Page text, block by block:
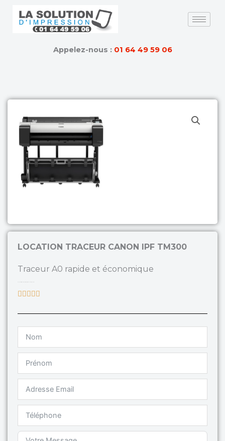
Appelez-nous : 01 64 49 59 06
LOCATION TRACEUR CANON IPF TM300
Traceur A0 rapide et économique
    
of
5